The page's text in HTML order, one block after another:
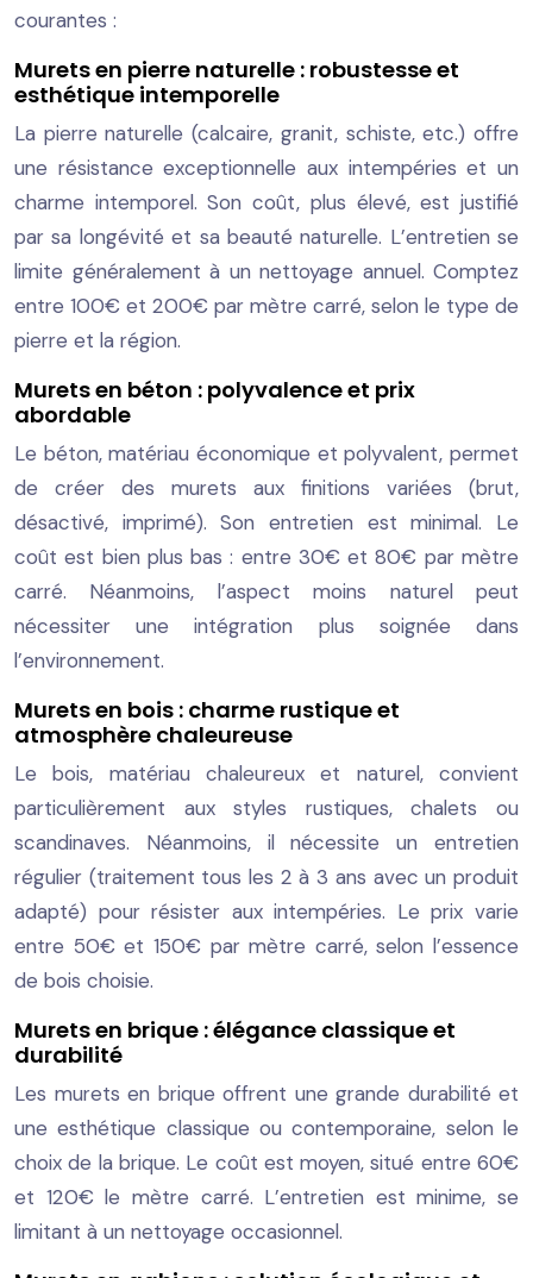
courantes :
Murets en pierre naturelle : robustesse et
esthétique intemporelle
La pierre naturelle (calcaire, granit, schiste, etc.) offre
une résistance exceptionnelle aux intempéries et un
charme intemporel. Son coût, plus élevé, est justifié
par sa longévité et sa beauté naturelle. L’entretien se
limite généralement à un nettoyage annuel. Comptez
entre 100€ et 200€ par mètre carré, selon le type de
pierre et la région.
Murets en béton : polyvalence et prix
abordable
Le béton, matériau économique et polyvalent, permet
de créer des murets aux finitions variées (brut,
désactivé, imprimé). Son entretien est minimal. Le
coût est bien plus bas : entre 30€ et 80€ par mètre
carré. Néanmoins, l’aspect moins naturel peut
nécessiter une intégration plus soignée dans
l’environnement.
Murets en bois : charme rustique et
atmosphère chaleureuse
Le bois, matériau chaleureux et naturel, convient
particulièrement aux styles rustiques, chalets ou
scandinaves. Néanmoins, il nécessite un entretien
régulier (traitement tous les 2 à 3 ans avec un produit
adapté) pour résister aux intempéries. Le prix varie
entre 50€ et 150€ par mètre carré, selon l’essence
de bois choisie.
Murets en brique : élégance classique et
durabilité
Les murets en brique offrent une grande durabilité et
une esthétique classique ou contemporaine, selon le
choix de la brique. Le coût est moyen, situé entre 60€
et 120€ le mètre carré. L’entretien est minime, se
limitant à un nettoyage occasionnel.